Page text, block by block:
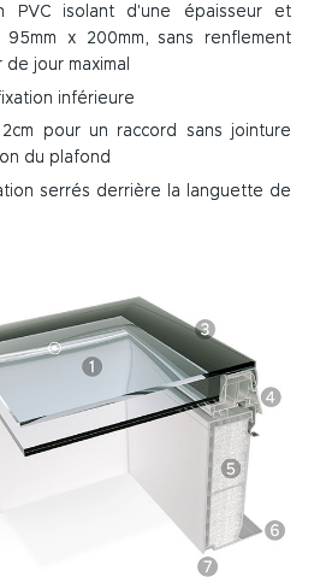
PVC isolant d'une épaisseur et
95mm x 200mm, sans renflement
de jour maximal
inférieure
2cm pour un raccord sans jointure
du plafond
serrés derrière la languette de